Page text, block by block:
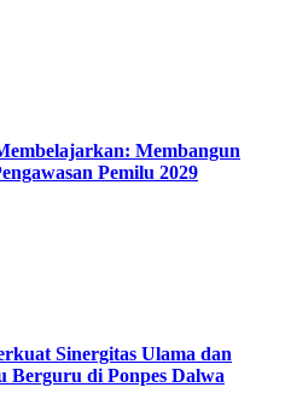
Membangun
Pemilu 2029
Sinergitas Ulama dan
Berguru di Ponpes Dalwa